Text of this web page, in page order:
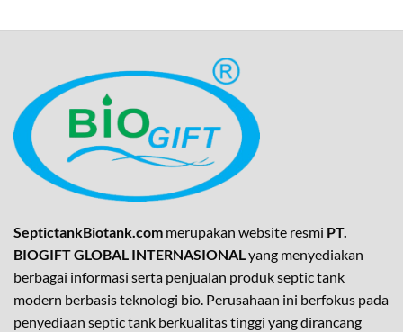
SeptictankBiotank.com merupakan website resmi PT.
BIOGIFT GLOBAL INTERNASIONALyang menyediakan
berbagai informasi serta penjualan produk septic tank
modern berbasis teknologi bio. Perusahaan ini berfokus pada
penyediaan septic tank berkualitas tinggi yang dirancang